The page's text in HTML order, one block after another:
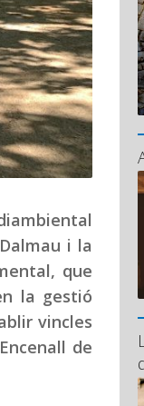
i la
que
la gestió
vincles
de